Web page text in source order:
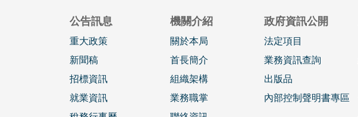
公告訊息
重大政策
新聞稿
招標資訊
就業資訊
機關介紹
關於本局
首長簡介
組織架構
業務職掌
政府資訊公開
法定項目
業務資訊查詢
出版品
內部控制聲明書專區